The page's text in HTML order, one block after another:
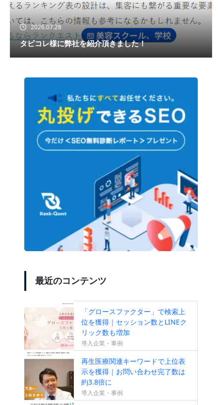
2026.07.28
タビコレ様に弊社を紹介頂きました！
最近のコンテンツ
「グロースファクター」で検索上
位を獲得｜セッション数とLINEク
リック数も増加
導入企業・事例
再生医療関連キーワードで上位表
示を獲得｜お問い合わせ完了数は
約3.8倍に
導入企業・事例